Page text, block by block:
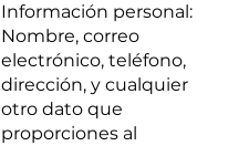
Información personal:
Nombre, correo
electrónico, teléfono,
dirección, y cualquier
otro dato que
proporciones al